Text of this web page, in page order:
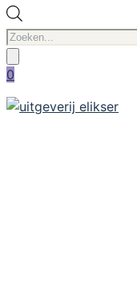
Producten
zoeken
0